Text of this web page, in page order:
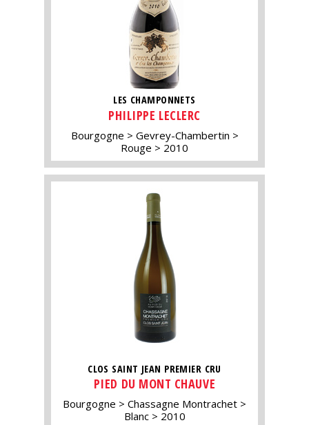
LES CHAMPONNETS
PHILIPPE LECLERC
Bourgogne
Gevrey-Chambertin
Rouge
2010
CLOS SAINT JEAN PREMIER CRU
PIED DU MONT CHAUVE
Bourgogne
Chassagne Montrachet
Blanc
2010